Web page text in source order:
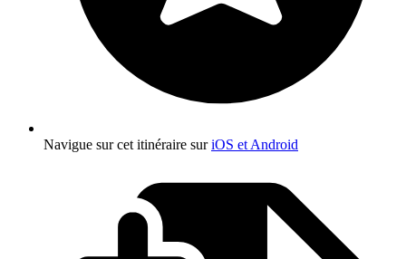
Navigue sur cet itinéraire suriOS et Android